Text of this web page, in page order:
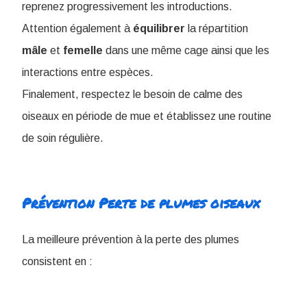
reprenez progressivement les introductions.
Attention également à équilibrer la répartition
mâle et femelle dans une même cage ainsi que les
interactions entre espèces.
Finalement, respectez le besoin de calme des
oiseaux en période de mue et établissez une routine
de soin régulière.
Prévention Perte de plumes oiseaux
La meilleure prévention à la perte des plumes
consistent en :